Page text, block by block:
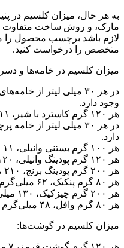
به هر حال، میزان کلسیم در
مارک، و روش ساخت متفاوت
لازم باشد برچسب محصول را
متخصص را درخواست کنید.
میزان کلسیم در خامه‌ها و
وجود دارد.
هر ۱۲۰ گرم کاسترد با شیر، ۱۱ میلی‌گرم کلسیم دارد.
دارد.
هر ۱۰۰ گرم بستنی وانیلی، ۱۱ میلی‌گرم کلسیم دارد.
هر ۱۲۰ گرم پودینگ وانیلی، ۱۲۰ میلی‌گرم کلسیم دارد.
هر ۲۰۰ گرم پودینگ برنج، ۲۱۰ میلی‌گرم کلسیم دارد.
هر ۸۰ گرم پنکیک، ۶۲ میلی‌گرم کلسیم دارد.
هر ۲۰۰ گرم چیزکیک، ۱۳۰ میلی‌گرم کلسیم دارد.
هر ۸۰ گرم وافل، ۴۸ میلی‌گرم کلسیم دارد.
میزان کلسیم در گوشت‌ها: